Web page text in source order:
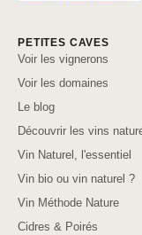
PETITES CAVES
Voir les vignerons
Voir les domaines
Le blog
Découvrir les vins
Vin Naturel, l'essentiel
Vin bio ou vin naturel ?
Vin Méthode Nature
Cidres & Poirés